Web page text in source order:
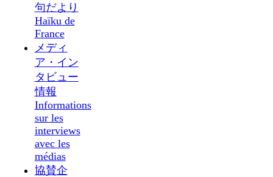
句だより
Haïku de
France
メディ
ア・イン
タビュー
情報
Informations
sur les
interviews
avec les
médias
協賛企